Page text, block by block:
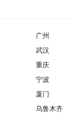
广州
武汉
重庆
宁波
厦门
乌鲁木齐